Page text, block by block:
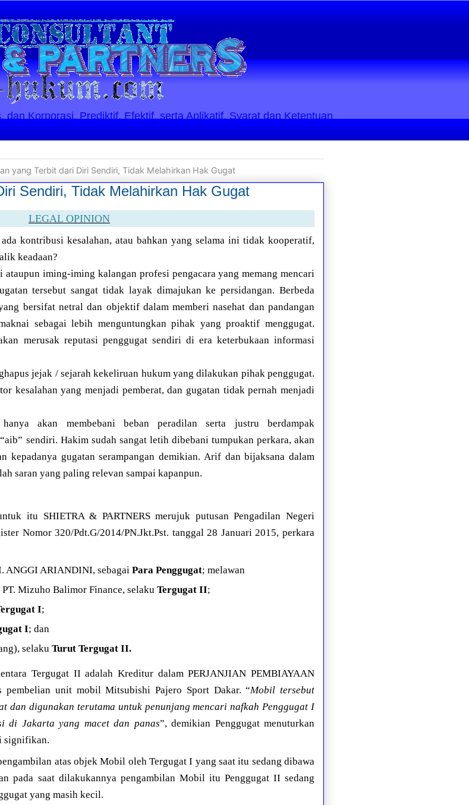
Korporasi. Prediktif, Efektif, serta Aplikatif. Syarat dan Ketentuan
yang Terbit dari Diri Sendiri, Tidak Melahirkan Hak Gugat
Sendiri, Tidak Melahirkan Hak Gugat
LEGAL OPINION
kontribusi kesalahan, atau bahkan yang selama ini tidak kooperatif,
keadaan?
ataupun iming-iming kalangan profesi pengacara yang memang mencari
tersebut sangat tidak layak dimajukan ke persidangan. Berbeda
bersifat netral dan objektif dalam memberi nasehat dan pandangan
sebagai lebih menguntungkan pihak yang proaktif menggugat.
merusak reputasi penggugat sendiri di era keterbukaan informasi
jejak / sejarah kekeliruan hukum yang dilakukan pihak penggugat.
kesalahan yang menjadi pemberat, dan gugatan tidak pernah menjadi
akan membebani beban peradilan serta justru berdampak
sendiri. Hakim sudah sangat letih dibebani tumpukan perkara, akan
kepadanya gugatan serampangan demikian. Arif dan bijaksana dalam
saran yang paling relevan sampai kapanpun.
itu SHIETRA & PARTNERS merujuk putusan Pengadilan Negeri
Nomor 320/Pdt.G/2014/PN.Jkt.Pst. tanggal 28 Januari 2015, perkara
ANGGI ARIANDINI, sebagai Para Penggugat; melawan
Mizuho Balimor Finance, selaku Tergugat II;
I;
I; dan
selaku Turut Tergugat II.
Tergugat II adalah Kreditur dalam PERJANJIAN PEMBIAYAAN
pembelian unit mobil Mitsubishi Pajero Sport Dakar. “Mobil tersebut
dan digunakan terutama untuk penunjang mencari nafkah Penggugat I
di Jakarta yang macet dan panas”, demikian Penggugat menuturkan
signifikan.
atas objek Mobil oleh Tergugat I yang saat itu sedang dibawa
pada saat dilakukannya pengambilan Mobil itu Penggugat II sedang
yang masih kecil.